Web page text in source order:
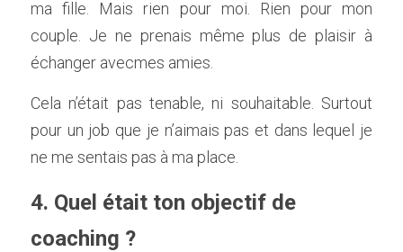
ma fille. Mais rien pour moi. Rien pour mon
couple. Je ne prenais même plus de plaisir à
échanger avecmes amies.
Cela n’était pas tenable, ni souhaitable. Surtout
pour un job que je n’aimais pas et dans lequel je
ne me sentais pas à ma place.
4. Quel était ton objectif de
coaching ?